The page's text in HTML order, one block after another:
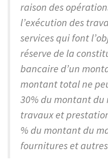
raison des
l’exécution des
services qui font
réserve de la
bancaire d’un
montant total ne
30% du montant
travaux et
% du montant du
fournitures et